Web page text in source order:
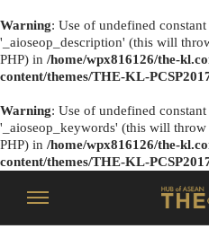
Warning: Use of undefined
'_aioseop_description' (this will
PHP) in /home/wpx816126/the-
content/themes/THE-KL-
Warning: Use of undefined
'_aioseop_keywords' (this will
PHP) in /home/wpx816126/the-
content/themes/THE-KL-